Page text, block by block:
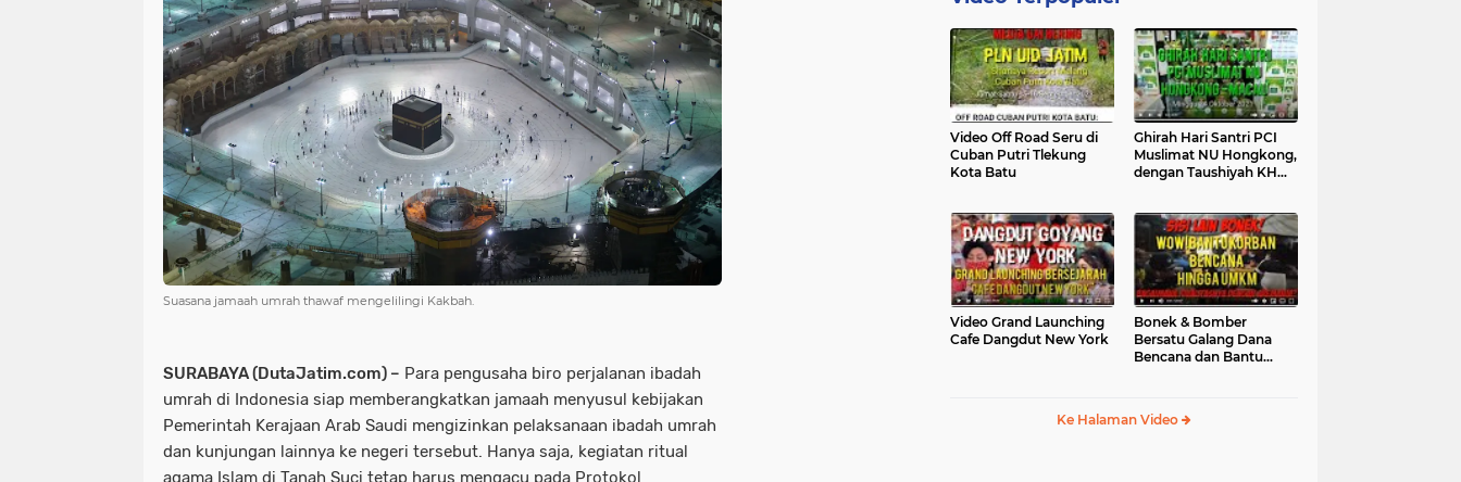
Suasana jamaah umrah thawaf mengelilingi Kakbah.
SURABAYA (DutaJatim.com) – Para pengusaha biro perjalanan ibadah
umrah di Indonesia siap memberangkatkan jamaah menyusul kebijakan
Pemerintah Kerajaan Arab Saudi mengizinkan pelaksanaan ibadah umrah
dan kunjungan lainnya ke negeri tersebut. Hanya saja, kegiatan ritual
agama Islam di Tanah Suci tetap harus mengacu pada Protokol
Video Off Road Seru di
Cuban Putri Tlekung
Kota Batu
Ghirah Hari Santri PCI
Muslimat NU Hongkong,
dengan Taushiyah KH
Video Grand Launching
Cafe Dangdut New York
Bonek & Bomber
Bersatu Galang Dana
Bencana dan Bantu
Ke Halaman Video